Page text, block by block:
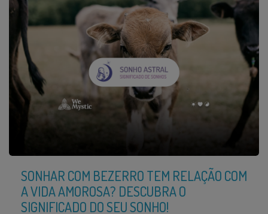
SONHAR COM BEZERRO TEM RELAÇÃO COM
A VIDA AMOROSA? DESCUBRA O
SIGNIFICADO DO SEU SONHO!